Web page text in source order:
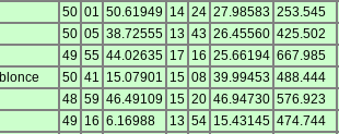
50 01 50.61949 14 24 27.98583 253.545
50 05 38.72555 13 43 26.45560 425.502
49 55 44.02635 17 16 25.66194 667.985
50 41 15.07901 15 08 39.99453 488.444
48 59 46.49109 15 20 46.94730 576.923
49 16 6.16988 13 54 15.43145 474.744